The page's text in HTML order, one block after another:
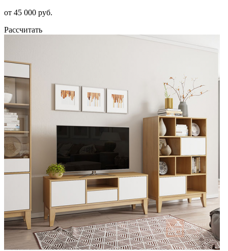
от 45 000 руб.
Рассчитать